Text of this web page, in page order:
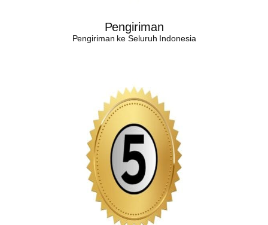
Pengiriman
Pengiriman ke Seluruh Indonesia